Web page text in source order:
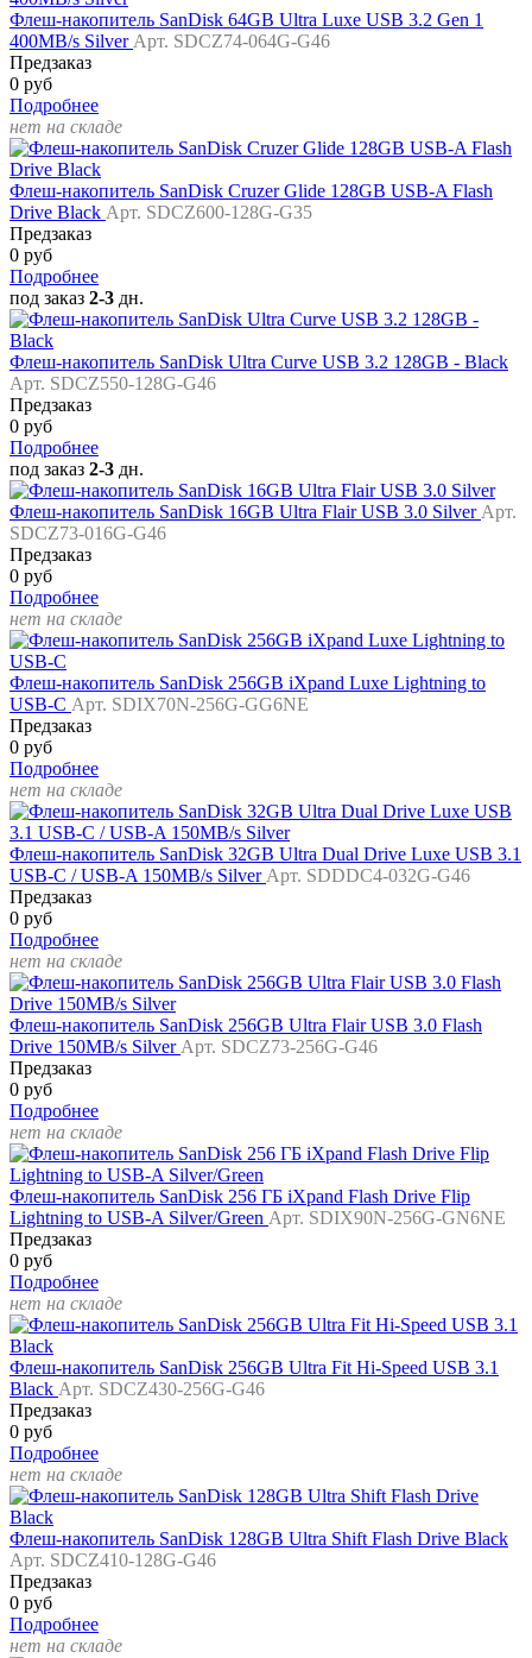
Флеш-накопитель SanDisk 64GB Ultra Luxe USB 3.2 Gen 1
400MB/s Silver Арт. SDCZ74-064G-G46
Предзаказ
0 руб
Подробнее
нет на складе
Флеш-накопитель SanDisk Cruzer Glide 128GB USB-A Flash
Drive Black Арт. SDCZ600-128G-G35
Предзаказ
0 руб
Подробнее
под заказ 2-3 дн.
Флеш-накопитель SanDisk Ultra Curve USB 3.2 128GB - Black
Арт. SDCZ550-128G-G46
Предзаказ
0 руб
Подробнее
под заказ 2-3 дн.
Флеш-накопитель SanDisk 16GB Ultra Flair USB 3.0 Silver Арт.
SDCZ73-016G-G46
Предзаказ
0 руб
Подробнее
нет на складе
Флеш-накопитель SanDisk 256GB iXpand Luxe Lightning to
USB-C Арт. SDIX70N-256G-GG6NE
Предзаказ
0 руб
Подробнее
нет на складе
Флеш-накопитель SanDisk 32GB Ultra Dual Drive Luxe USB 3.1
USB-C / USB-A 150MB/s Silver Арт. SDDDC4-032G-G46
Предзаказ
0 руб
Подробнее
нет на складе
Флеш-накопитель SanDisk 256GB Ultra Flair USB 3.0 Flash
Drive 150MB/s Silver Арт. SDCZ73-256G-G46
Предзаказ
0 руб
Подробнее
нет на складе
Флеш-накопитель SanDisk 256 ГБ iXpand Flash Drive Flip
Lightning to USB-A Silver/Green Арт. SDIX90N-256G-GN6NE
Предзаказ
0 руб
Подробнее
нет на складе
Флеш-накопитель SanDisk 256GB Ultra Fit Hi-Speed USB 3.1
Black Арт. SDCZ430-256G-G46
Предзаказ
0 руб
Подробнее
нет на складе
Флеш-накопитель SanDisk 128GB Ultra Shift Flash Drive Black
Арт. SDCZ410-128G-G46
Предзаказ
0 руб
Подробнее
нет на складе